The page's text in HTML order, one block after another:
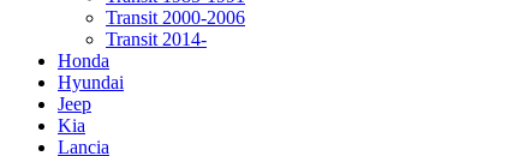
Transit 2000-2006
Transit 2014-
Honda
Hyundai
Jeep
Kia
Lancia